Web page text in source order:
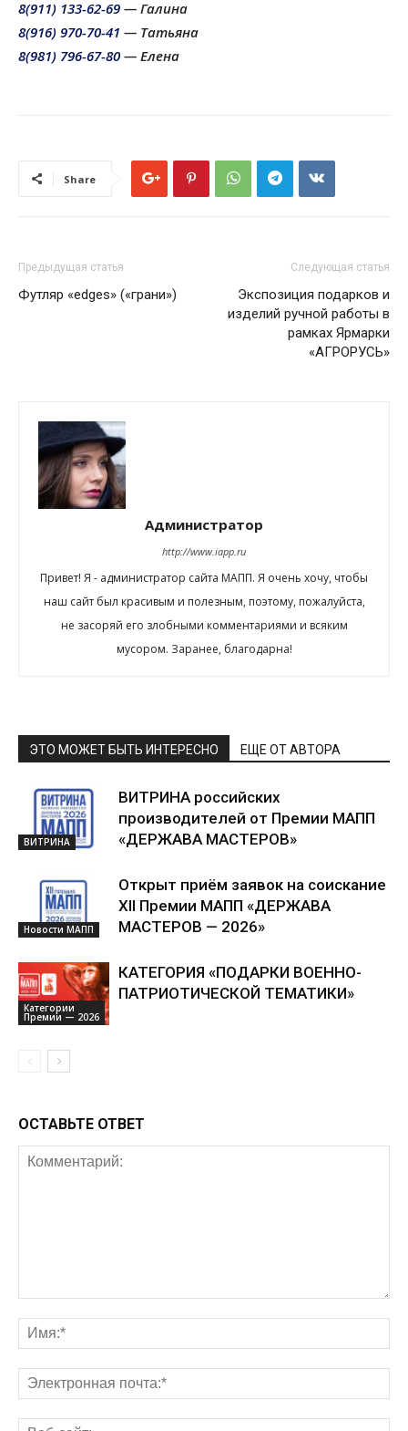
8(911) 133-62-69 — Галина
8(916) 970-70-41 — Татьяна
8(981) 796-67-80 — Елена
Share
Предыдущая статья
Футляр «edges» («грани»)
Следующая статья
Экспозиция подарков и
изделий ручной работы в
рамках Ярмарки
«АГРОРУСЬ»
Администратор
http://www.iapp.ru
Привет! Я - администратор сайта МАПП. Я очень хочу, чтобы
наш сайт был красивым и полезным, поэтому, пожалуйста,
не засоряй его злобными комментариями и всяким
мусором. Заранее, благодарна!
ЭТО МОЖЕТ БЫТЬ ИНТЕРЕСНО ЕЩЕ ОТ АВТОРА
ВИТРИНА
ВИТРИНА российских
производителей от Премии МАПП
«ДЕРЖАВА МАСТЕРОВ»
Новости МАПП
Открыт приём заявок на соискание
XII Премии МАПП «ДЕРЖАВА
МАСТЕРОВ — 2026»
Категории
Премии — 2026
КАТЕГОРИЯ «ПОДАРКИ ВОЕННО-
ПАТРИОТИЧЕСКОЙ ТЕМАТИКИ»
ОСТАВЬТЕ ОТВЕТ